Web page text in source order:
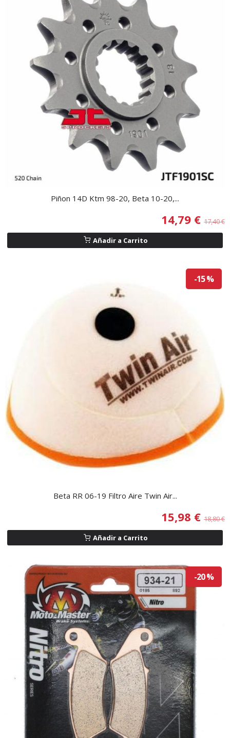
Piñon 14D Ktm 98-20, Beta 10-20,...
14,79 € 17,40 €
Añadir a Carrito
-15 %
Beta RR 06-19 Filtro Aire Twin Air...
15,98 € 18,80 €
Añadir a Carrito
-20 %